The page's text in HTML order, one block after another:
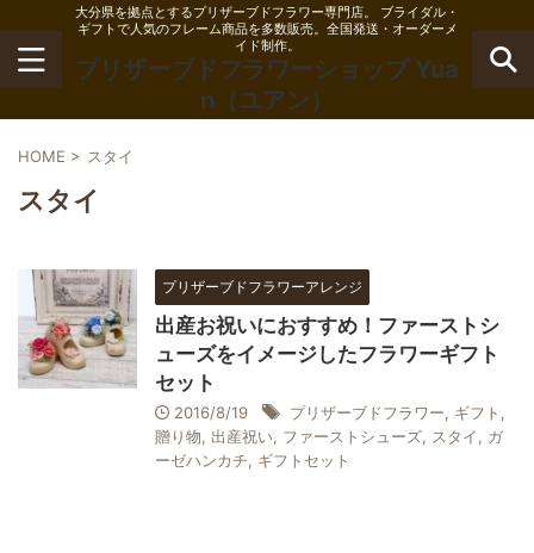
大分県を拠点とするプリザーブドフラワー専門店。 ブライダル・
ギフトで人気のフレーム商品を多数販売。全国発送・オーダーメ
イド制作。
プリザーブドフラワーショップ Yua
n（ユアン）
HOME > スタイ
スタイ
プリザーブドフラワーアレンジ
出産お祝いにおすすめ！ファーストシ
ューズをイメージしたフラワーギフト
セット
2016/8/19 プリザーブドフラワー, ギフト ,
贈り物, 出産祝い, ファーストシューズ, スタイ, ガ
ーゼハンカチ, ギフトセット